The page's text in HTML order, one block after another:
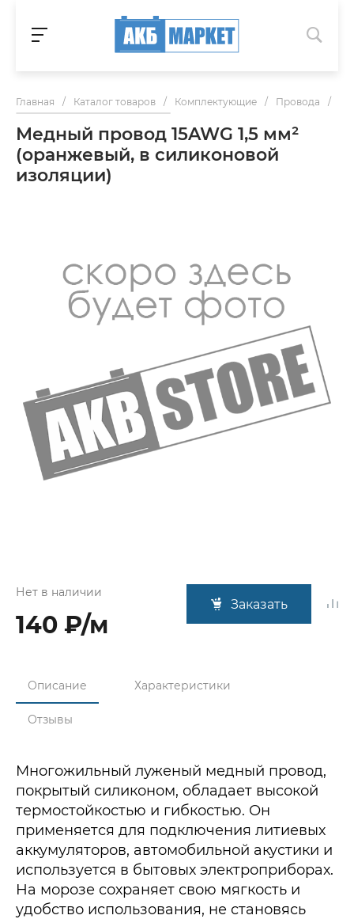
Главная / Каталог товаров / Комплектующие / Провода /
Медный провод 15AWG 1,5 мм²
(оранжевый, в силиконовой
изоляции)
Нет в наличии
140 ₽/м
Заказать
Описание Характеристики
Отзывы
Многожильный луженый медный провод,
покрытый силиконом, обладает высокой
термостойкостью и гибкостью. Он
применяется для подключения литиевых
аккумуляторов, автомобильной акустики и
используется в бытовых электроприборах.
На морозе сохраняет свою мягкость и
удобство использования, не становясь